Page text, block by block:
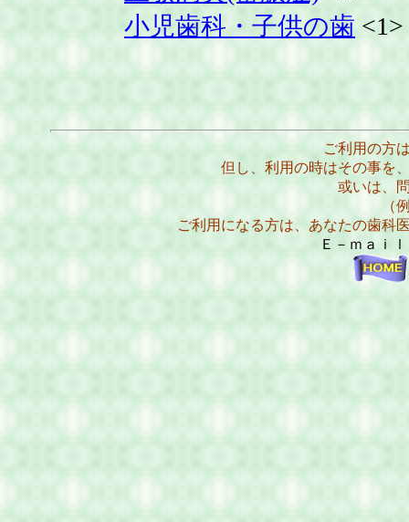
小児歯科・子供の歯 <1>
ご利用の方
但し、利用の時はその事を
或いは、
（
ご利用になる方は、あなたの歯科
Ｅ－ｍａｉ